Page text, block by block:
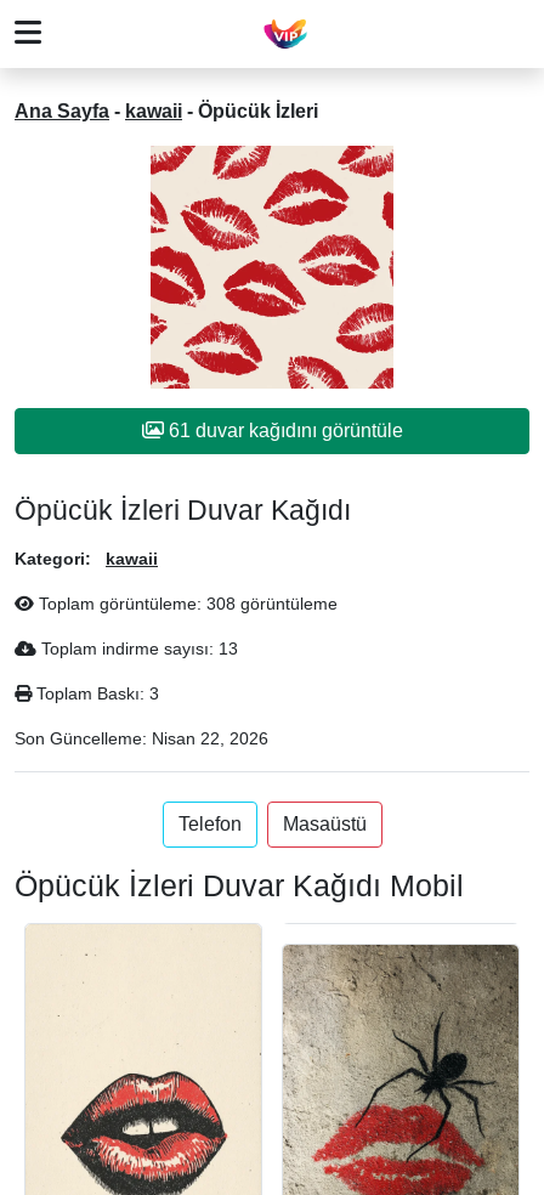
Ana Sayfa - kawaii - Öpücük İzleri
61 duvar kağıdını görüntüle
Öpücük İzleri Duvar Kağıdı
Kategori: kawaii
Toplam görüntüleme: 308 görüntüleme
Toplam indirme sayısı: 13
Toplam Baskı: 3
Son Güncelleme: Nisan 22, 2026
Telefon Masaüstü
Öpücük İzleri Duvar Kağıdı Mobil